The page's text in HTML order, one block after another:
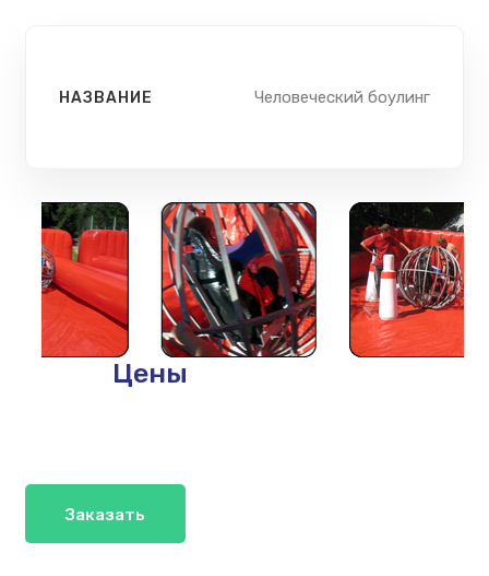
НАЗВАНИЕ Человеческий боулинг
Цены
Заказать